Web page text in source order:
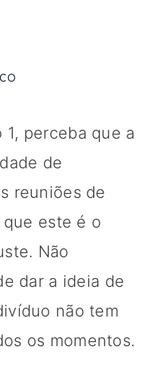
1, perceba que a
de
reuniões de
este é o
Não
dar a ideia de
não tem
os momentos.